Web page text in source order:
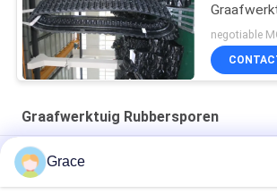
negotiable
Graafwerktuig Rubbersporen
Rubberen spoor Rubber Crawler180x72x36
Rubberen spoor 230x72x45 voor
Grace